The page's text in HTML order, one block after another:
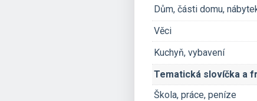
Dům, části domu,
Věci
Kuchyň, vybavení
Tematická slovíčka a
Škola, práce, peníze